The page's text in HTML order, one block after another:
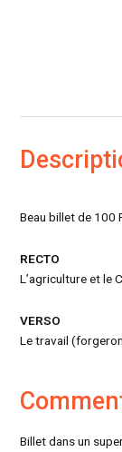
Beau billet de 100
RECTO
L’agriculture et le
VERSO
Le travail
Billet dans un